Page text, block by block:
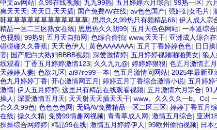
中文av网站| 久99在线视频| 九九99热| 五月婷婷六月综合| 99热一区| 六
爽天天天| 天天日,天天插| 国产免费AV在线| av色色国产| 强奸幻女毛片|
韩草草草草草草草草草草草草| 思思久久99热只有频精品66| 伊人成人宗
精品一区二三区熟女在线| 思思热久久阴99| 五月天色色网站| 一本道综
色视频| 99热9| 五月天自拍网| 色综合偷拍| www,天天干| 亚洲成人综合
碰碰碰久久香蕉| 天天色伊人 | 黄色AAAAAAA| 五月丁香婷婷色色| 日日
妻| 国产肥白大熟妇BBBB视频| 深爱激情婷| 五月婷婷视频啪啪美女| 狼
线观看| 丁香五月婷婷激情123| 久久九九@| 婷婷婷狠狠| 色五月激情五
天婷婷人妻| 色欲九区| ai97re99一本| 色五月激情问网站| 2025年最新
色九月婷婷丁香| 开心激情网五月 | 婷婷五月丁香综合激情小说| 五月婷婷
激情| 伊人五月婷婷| 这里只有精品在线观看视频| 五月激情六月宗合| 91
操人 | 深爱激情五月天| 天天射天天插天天干| www。久久久久一b。Cc|
合久久99色| 色色色色网| 无码AV免费精品一区二区三区| 婷婷丁香五月
在线| 操久久精| 免费99情趣网视频| 青青草成人网| 激情五月综合| 亚洲
操操综合网婷婷| 精品99在线| 激情五月婷婷伊人 | 99欧州偷拍视频| 日本